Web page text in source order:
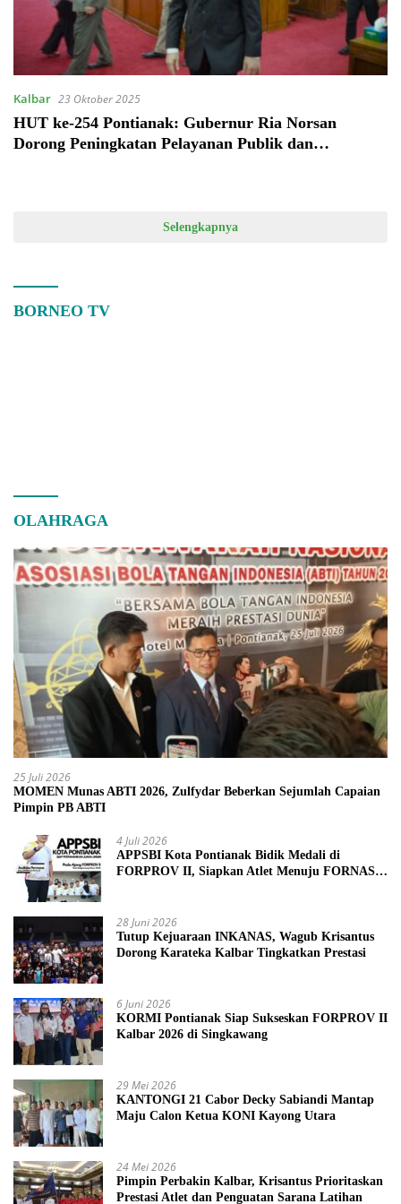
Kalbar 23 Oktober 2025
HUT ke-254 Pontianak: Gubernur Ria Norsan
Dorong Peningkatan Pelayanan Publik dan
Selengkapnya
BORNEO TV
OLAHRAGA
25 Juli 2026
MOMEN Munas ABTI 2026, Zulfydar Beberkan Sejumlah Capaian
Pimpin PB ABTI
4 Juli 2026
APPSBI Kota Pontianak Bidik Medali di
FORPROV II, Siapkan Atlet Menuju FORNAS
28 Juni 2026
Tutup Kejuaraan INKANAS, Wagub Krisantus
Dorong Karateka Kalbar Tingkatkan Prestasi
6 Juni 2026
KORMI Pontianak Siap Sukseskan FORPROV II
Kalbar 2026 di Singkawang
29 Mei 2026
KANTONGI 21 Cabor Decky Sabiandi Mantap
Maju Calon Ketua KONI Kayong Utara
24 Mei 2026
Pimpin Perbakin Kalbar, Krisantus Prioritaskan
Prestasi Atlet dan Penguatan Sarana Latihan